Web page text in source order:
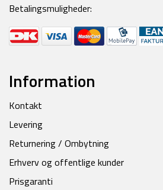
Betalingsmuligheder:
Information
Kontakt
Levering
Returnering / Ombytning
Erhverv og offentlige kunder
Prisgaranti